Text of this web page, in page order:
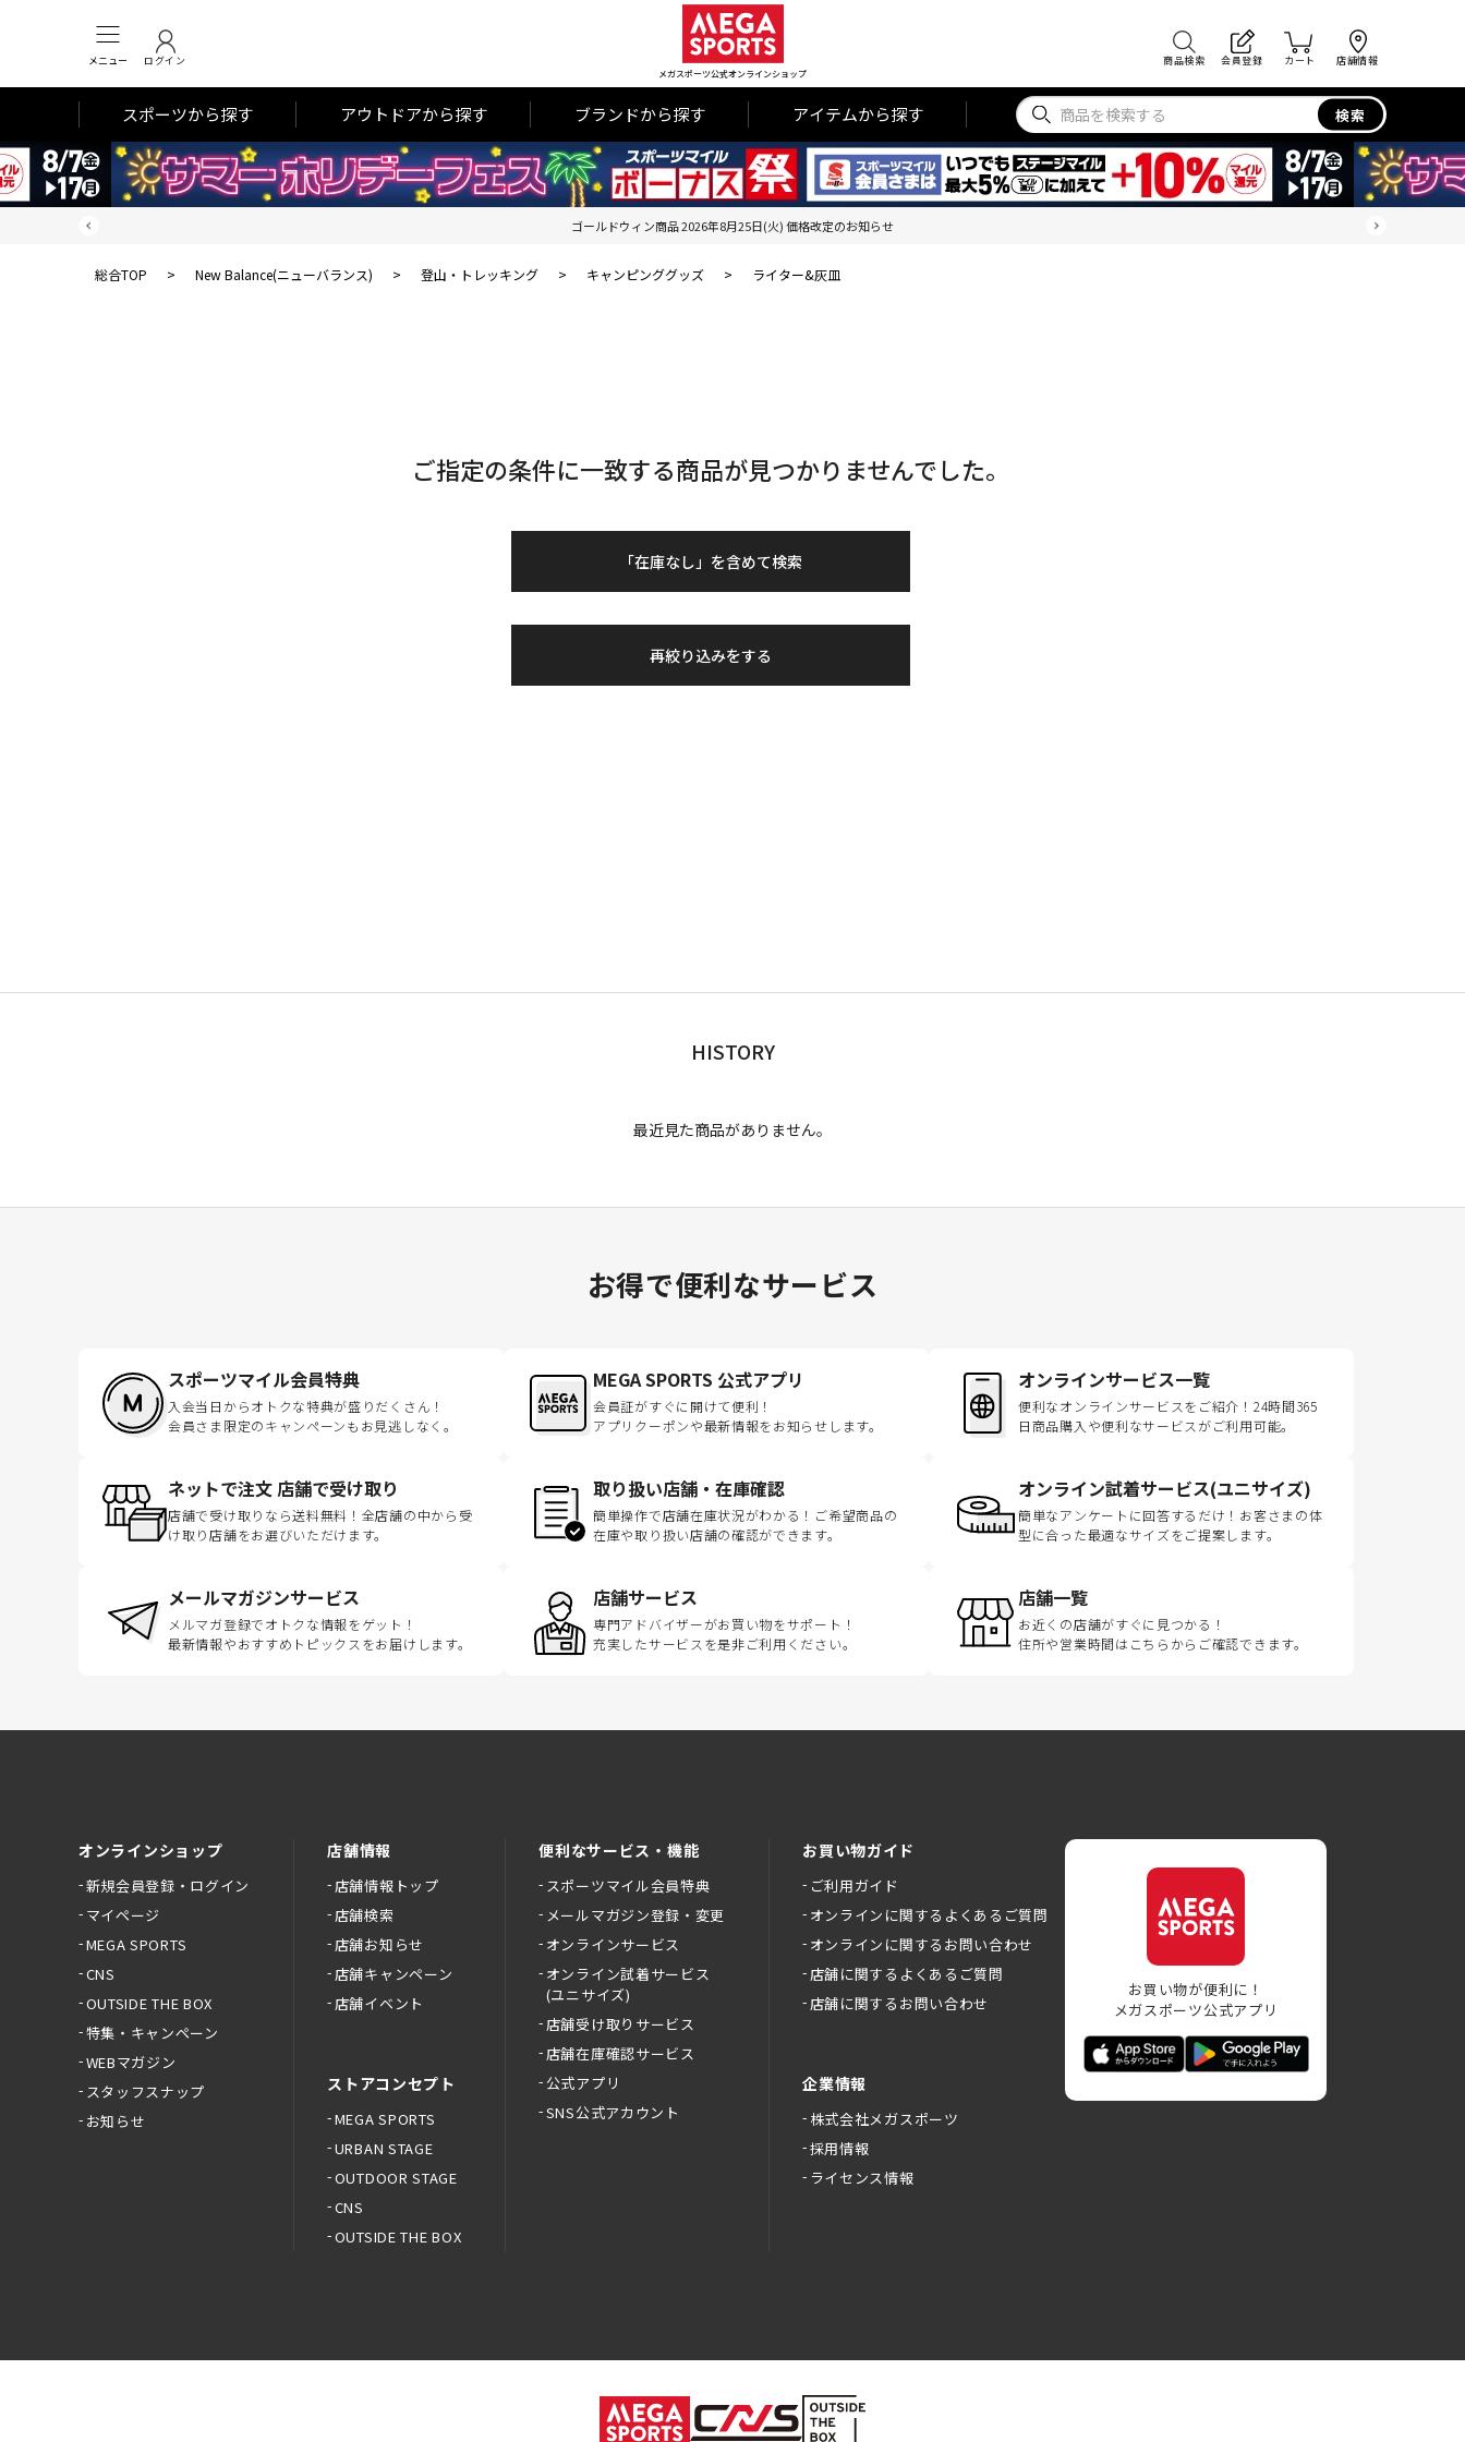
メニュー ログイン
メガスポーツ公式オンラインショップ
商品検索 会員登録 カート 店舗情報
スポーツから探す アウトドアから探す ブランドから探す アイテムから探す 検索
ゴールドウィン商品 2026年8月25日(火) 価格改定のお知らせ
総合TOP > New Balance(ニューバランス) > 登山・トレッキング > キャンピンググッズ > ライター&灰皿
ご指定の条件に一致する商品が見つかりませんでした。
「在庫なし」を含めて検索
再絞り込みをする
HISTORY
最近見た商品がありません。
お得で便利なサービス
スポーツマイル会員特典
入会当日からオトクな特典が盛りだくさん！
会員さま限定のキャンペーンもお見逃しなく。
MEGA SPORTS 公式アプリ
会員証がすぐに開けて便利！
アプリクーポンや最新情報をお知らせします。
オンラインサービス一覧
便利なオンラインサービスをご紹介！24時間365
日商品購入や便利なサービスがご利用可能。
ネットで注文 店舗で受け取り
店舗で受け取りなら送料無料！全店舗の中から受
け取り店舗をお選びいただけます。
取り扱い店舗・在庫確認
簡単操作で店舗在庫状況がわかる！ご希望商品の
在庫や取り扱い店舗の確認ができます。
オンライン試着サービス(ユニサイズ)
簡単なアンケートに回答するだけ！お客さまの体
型に合った最適なサイズをご提案します。
メールマガジンサービス
メルマガ登録でオトクな情報をゲット！
最新情報やおすすめトピックスをお届けします。
店舗サービス
専門アドバイザーがお買い物をサポート！
充実したサービスを是非ご利用ください。
店舗一覧
お近くの店舗がすぐに見つかる！
住所や営業時間はこちらからご確認できます。
オンラインショップ
新規会員登録・ログイン
マイページ
MEGA SPORTS
CNS
OUTSIDE THE BOX
特集・キャンペーン
WEBマガジン
スタッフスナップ
お知らせ
店舗情報
店舗情報トップ
店舗検索
店舗お知らせ
店舗キャンペーン
店舗イベント
ストアコンセプト
MEGA SPORTS
URBAN STAGE
OUTDOOR STAGE
CNS
OUTSIDE THE BOX
便利なサービス・機能
スポーツマイル会員特典
メールマガジン登録・変更
オンラインサービス
オンライン試着サービス
(ユニサイズ)
店舗受け取りサービス
店舗在庫確認サービス
公式アプリ
SNS公式アカウント
お買い物ガイド
ご利用ガイド
オンラインに関するよくあるご質問
オンラインに関するお問い合わせ
店舗に関するよくあるご質問
店舗に関するお問い合わせ
企業情報
株式会社メガスポーツ
採用情報
ライセンス情報
お買い物が便利に！
メガスポーツ公式アプリ